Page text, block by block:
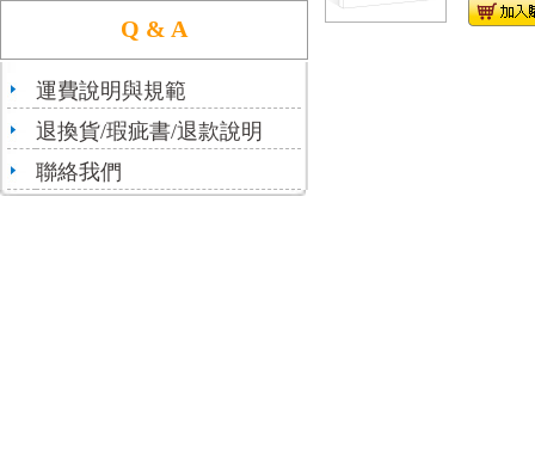
Q & A
運費說明與規範
退換貨/瑕疵書/退款說明
聯絡我們